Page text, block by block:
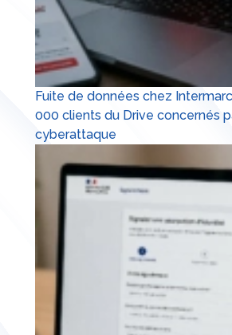
Fuite de données chez
000 clients du Drive concernés
cyberattaque